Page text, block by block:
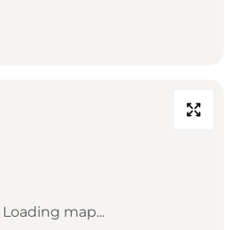
Loading map...